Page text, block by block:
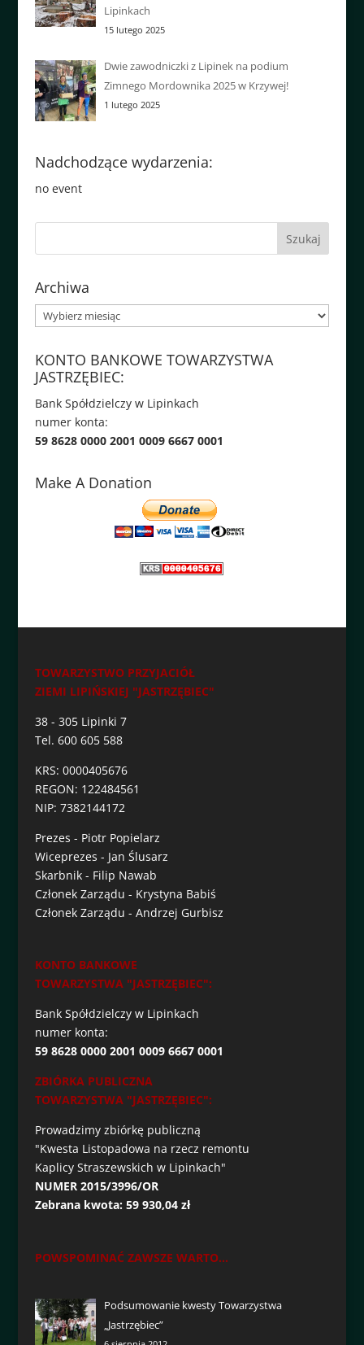
Lipinkach
15 lutego 2025
Dwie zawodniczki z Lipinek na podium
Zimnego Mordownika 2025 w Krzywej!
1 lutego 2025
Nadchodzące wydarzenia:
no event
Archiwa
Archiwa
KONTO BANKOWE TOWARZYSTWA
JASTRZĘBIEC:
Bank Spółdzielczy w Lipinkach
numer konta:
59 8628 0000 2001 0009 6667 0001
Make A Donation
TOWARZYSTWO PRZYJACIÓŁ
ZIEMI LIPIŃSKIEJ "JASTRZĘBIEC"
38 - 305 Lipinki 7
Tel. 600 605 588
KRS: 0000405676
REGON: 122484561
NIP: 7382144172
Prezes - Piotr Popielarz
Wiceprezes - Jan Ślusarz
Skarbnik - Filip Nawab
Członek Zarządu - Krystyna Babiś
Członek Zarządu - Andrzej Gurbisz
KONTO BANKOWE
TOWARZYSTWA "JASTRZĘBIEC":
Bank Spółdzielczy w Lipinkach
numer konta:
59 8628 0000 2001 0009 6667 0001
ZBIÓRKA PUBLICZNA
TOWARZYSTWA "JASTRZĘBIEC":
Prowadzimy zbiórkę publiczną
"Kwesta Listopadowa na rzecz remontu
Kaplicy Straszewskich w Lipinkach"
NUMER 2015/3996/OR
Zebrana kwota: 59 930,04 zł
POWSPOMINAĆ ZAWSZE WARTO...
Podsumowanie kwesty Towarzystwa
„Jastrzębiec”